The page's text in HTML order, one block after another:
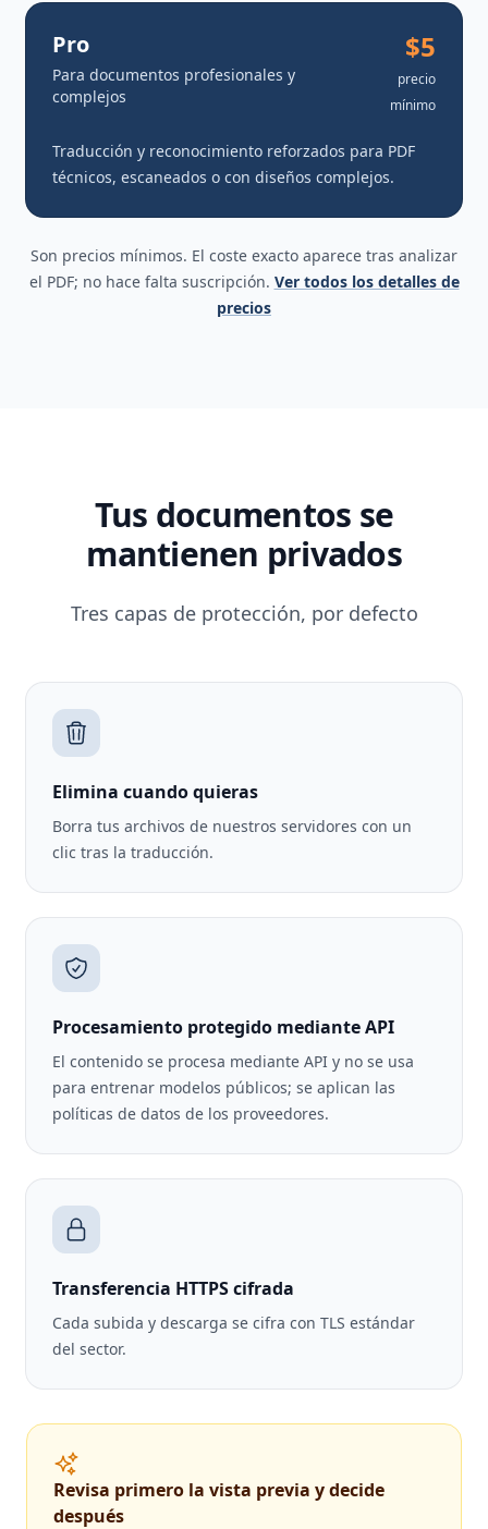
Pro
Para documentos profesionales y
complejos
$5
precio
mínimo
Traducción y reconocimiento reforzados para PDF
técnicos, escaneados o con diseños complejos.
Son precios mínimos. El coste exacto aparece tras analizar
el PDF; no hace falta suscripción. Ver todos los detalles de
precios
Tus documentos se
mantienen privados
Tres capas de protección, por defecto
Elimina cuando quieras
Borra tus archivos de nuestros servidores con un
clic tras la traducción.
Procesamiento protegido mediante API
El contenido se procesa mediante API y no se usa
para entrenar modelos públicos; se aplican las
políticas de datos de los proveedores.
Transferencia HTTPS cifrada
Cada subida y descarga se cifra con TLS estándar
del sector.
Revisa primero la vista previa y decide
después